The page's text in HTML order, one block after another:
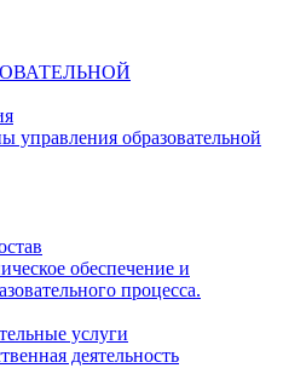
управления образовательной
обеспечение и
процесса.
услуги
деятельность